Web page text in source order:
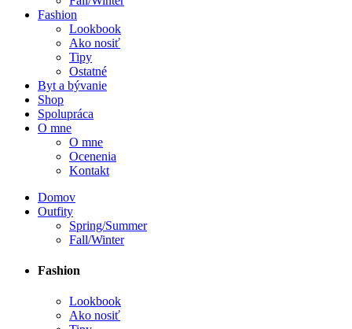
Fashion
Lookbook
Ako nosiť
Tipy
Ostatné
Byt a bývanie
Shop
Spolupráca
O mne
O mne
Ocenenia
Kontakt
Domov
Outfity
Spring/Summer
Fall/Winter
Fashion
Lookbook
Ako nosiť